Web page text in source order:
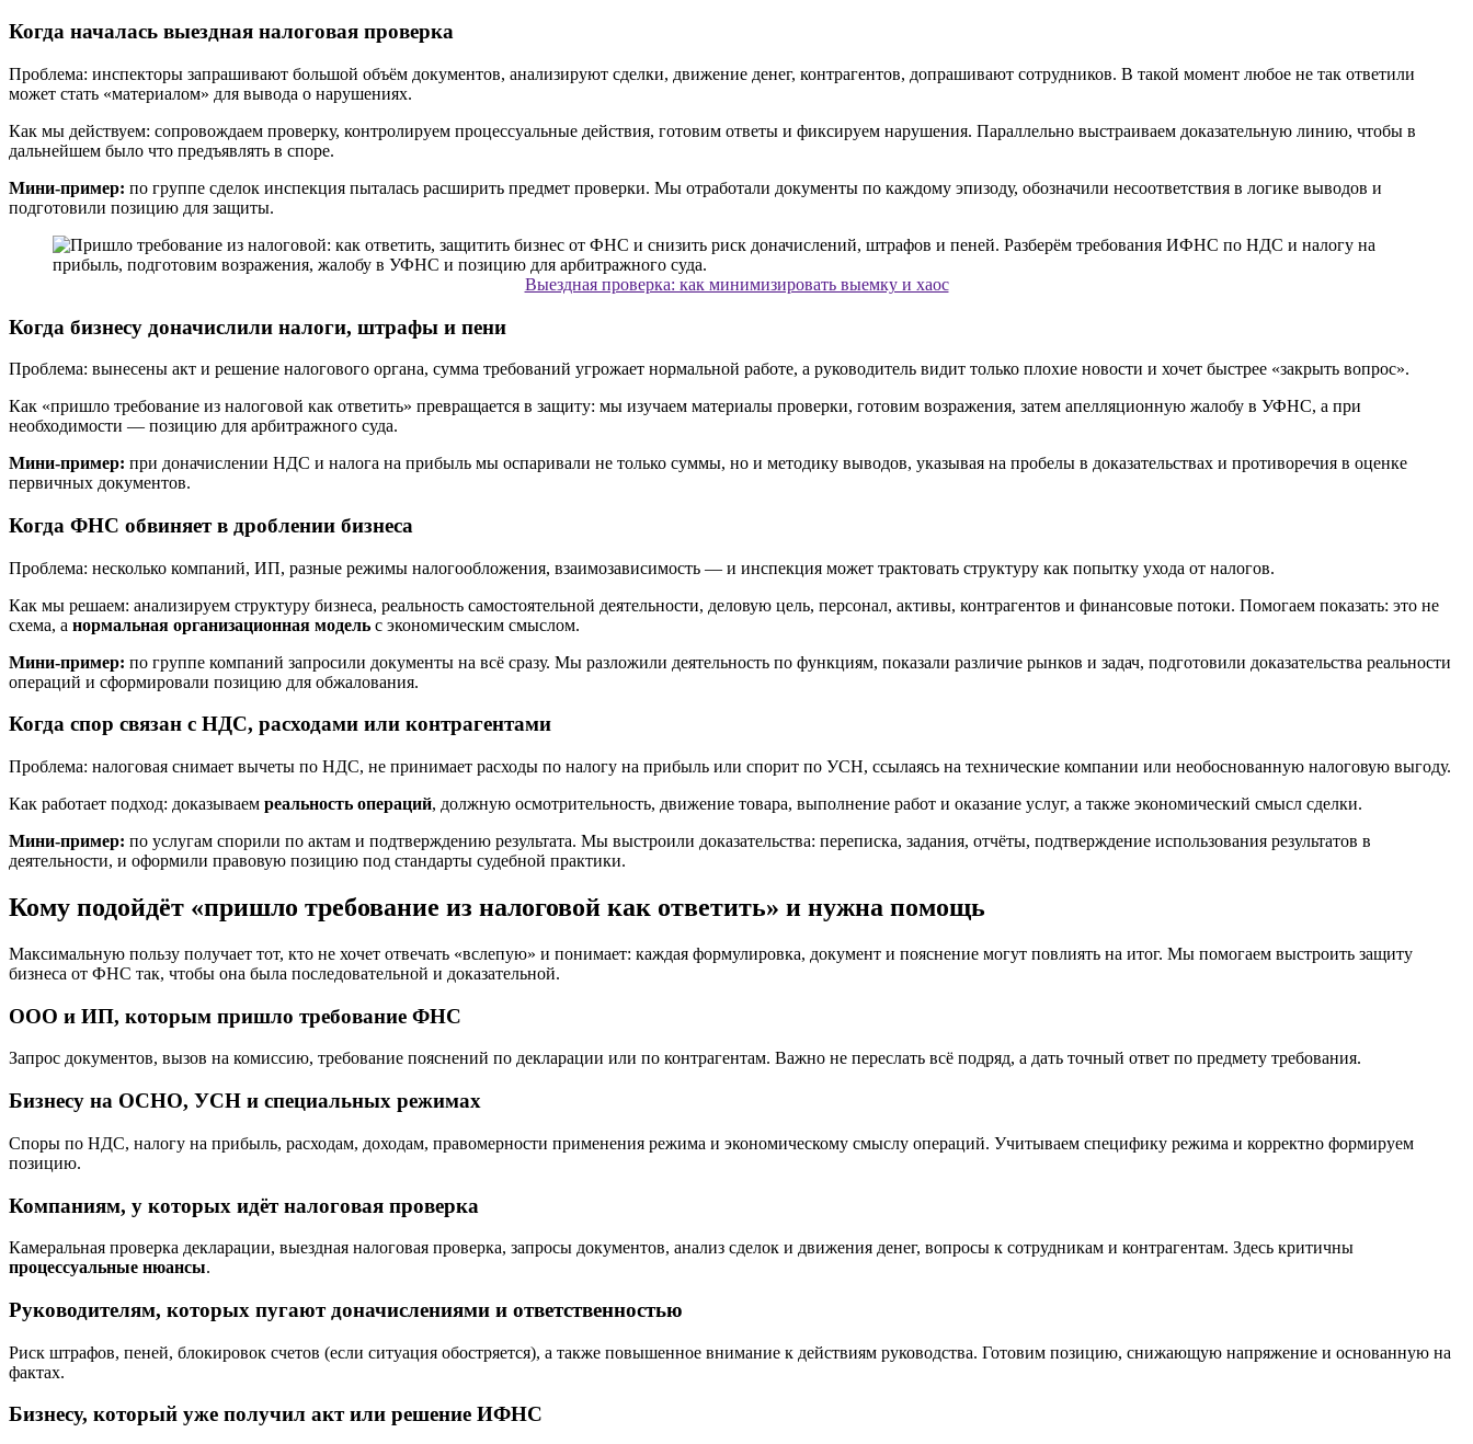
Когда началась выездная налоговая проверка
Проблема: инспекторы запрашивают большой объём документов, анализируют сделки, движение денег, контрагентов, допрашивают сотрудников. В такой момент любое не так ответили
может стать «материалом» для вывода о нарушениях.
Как мы действуем: сопровождаем проверку, контролируем процессуальные действия, готовим ответы и фиксируем нарушения. Параллельно выстраиваем доказательную линию, чтобы в
дальнейшем было что предъявлять в споре.
Мини-пример: по группе сделок инспекция пыталась расширить предмет проверки. Мы отработали документы по каждому эпизоду, обозначили несоответствия в логике выводов и
подготовили позицию для защиты.
Выездная проверка: как минимизировать выемку и хаос
Когда бизнесу доначислили налоги, штрафы и пени
Проблема: вынесены акт и решение налогового органа, сумма требований угрожает нормальной работе, а руководитель видит только плохие новости и хочет быстрее «закрыть вопрос».
Как «пришло требование из налоговой как ответить» превращается в защиту: мы изучаем материалы проверки, готовим возражения, затем апелляционную жалобу в УФНС, а при
необходимости — позицию для арбитражного суда.
Мини-пример: при доначислении НДС и налога на прибыль мы оспаривали не только суммы, но и методику выводов, указывая на пробелы в доказательствах и противоречия в оценке
первичных документов.
Когда ФНС обвиняет в дроблении бизнеса
Проблема: несколько компаний, ИП, разные режимы налогообложения, взаимозависимость — и инспекция может трактовать структуру как попытку ухода от налогов.
Как мы решаем: анализируем структуру бизнеса, реальность самостоятельной деятельности, деловую цель, персонал, активы, контрагентов и финансовые потоки. Помогаем показать: это не
схема, а нормальная организационная модель с экономическим смыслом.
Мини-пример: по группе компаний запросили документы на всё сразу. Мы разложили деятельность по функциям, показали различие рынков и задач, подготовили доказательства реальности
операций и сформировали позицию для обжалования.
Когда спор связан с НДС, расходами или контрагентами
Проблема: налоговая снимает вычеты по НДС, не принимает расходы по налогу на прибыль или спорит по УСН, ссылаясь на технические компании или необоснованную налоговую выгоду.
Как работает подход: доказываем реальность операций, должную осмотрительность, движение товара, выполнение работ и оказание услуг, а также экономический смысл сделки.
Мини-пример: по услугам спорили по актам и подтверждению результата. Мы выстроили доказательства: переписка, задания, отчёты, подтверждение использования результатов в
деятельности, и оформили правовую позицию под стандарты судебной практики.
Кому подойдёт «пришло требование из налоговой как ответить» и нужна помощь
Максимальную пользу получает тот, кто не хочет отвечать «вслепую» и понимает: каждая формулировка, документ и пояснение могут повлиять на итог. Мы помогаем выстроить защиту
бизнеса от ФНС так, чтобы она была последовательной и доказательной.
ООО и ИП, которым пришло требование ФНС
Запрос документов, вызов на комиссию, требование пояснений по декларации или по контрагентам. Важно не переслать всё подряд, а дать точный ответ по предмету требования.
Бизнесу на ОСНО, УСН и специальных режимах
Споры по НДС, налогу на прибыль, расходам, доходам, правомерности применения режима и экономическому смыслу операций. Учитываем специфику режима и корректно формируем
позицию.
Компаниям, у которых идёт налоговая проверка
Камеральная проверка декларации, выездная налоговая проверка, запросы документов, анализ сделок и движения денег, вопросы к сотрудникам и контрагентам. Здесь критичны
процессуальные нюансы.
Руководителям, которых пугают доначислениями и ответственностью
Риск штрафов, пеней, блокировок счетов (если ситуация обостряется), а также повышенное внимание к действиям руководства. Готовим позицию, снижающую напряжение и основанную на
фактах.
Бизнесу, который уже получил акт или решение ИФНС